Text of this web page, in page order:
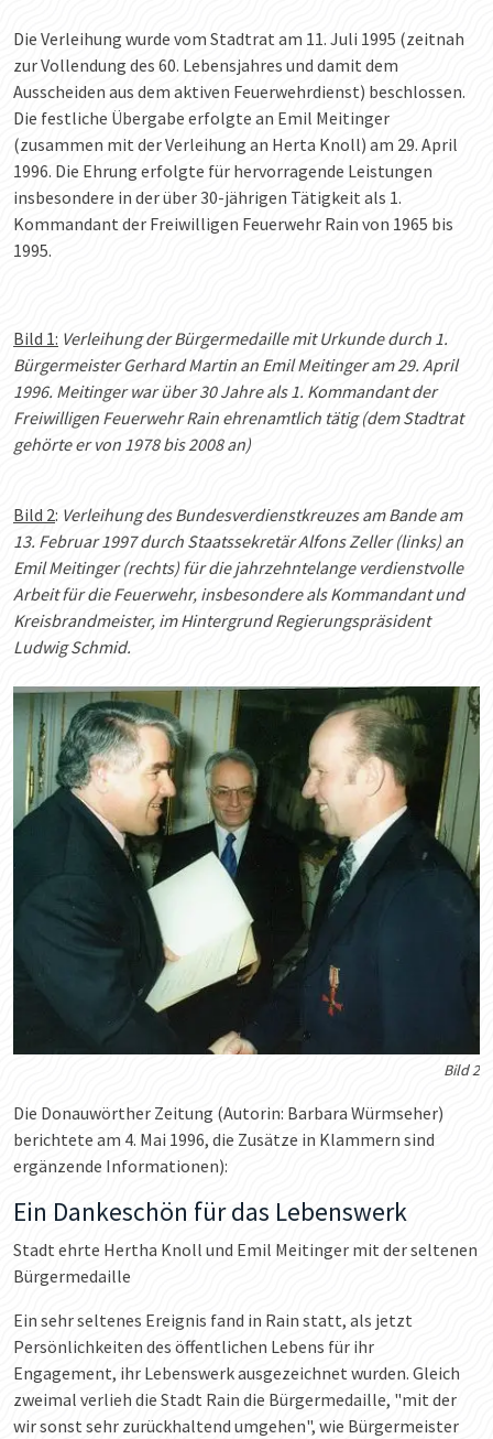
Die Verleihung wurde vom Stadtrat am 11. Juli 1995 (zeitnah
zur Vollendung des 60. Lebensjahres und damit dem
Ausscheiden aus dem aktiven Feuerwehrdienst) beschlossen.
Die festliche Übergabe erfolgte an Emil Meitinger
(zusammen mit der Verleihung an Herta Knoll) am 29. April
1996. Die Ehrung erfolgte für hervorragende Leistungen
insbesondere in der über 30-jährigen Tätigkeit als 1.
Kommandant der Freiwilligen Feuerwehr Rain von 1965 bis
1995.
Bild 1: Verleihung der Bürgermedaille mit Urkunde durch 1.
Bürgermeister Gerhard Martin an Emil Meitinger am 29. April
1996. Meitinger war über 30 Jahre als 1. Kommandant der
Freiwilligen Feuerwehr Rain ehrenamtlich tätig (dem Stadtrat
gehörte er von 1978 bis 2008 an)
Bild 2: Verleihung des Bundesverdienstkreuzes am Bande am
13. Februar 1997 durch Staatssekretär Alfons Zeller (links) an
Emil Meitinger (rechts) für die jahrzehntelange verdienstvolle
Arbeit für die Feuerwehr, insbesondere als Kommandant und
Kreisbrandmeister, im Hintergrund Regierungspräsident
Ludwig Schmid.
Bild 2
Die Donauwörther Zeitung (Autorin: Barbara Würmseher)
berichtete am 4. Mai 1996, die Zusätze in Klammern sind
ergänzende Informationen):
Ein Dankeschön für das Lebenswerk
Stadt ehrte Hertha Knoll und Emil Meitinger mit der seltenen
Bürgermedaille
Ein sehr seltenes Ereignis fand in Rain statt, als jetzt
Persönlichkeiten des öffentlichen Lebens für ihr
Engagement, ihr Lebenswerk ausgezeichnet wurden. Gleich
zweimal verlieh die Stadt Rain die Bürgermedaille, "mit der
wir sonst sehr zurückhaltend umgehen", wie Bürgermeister